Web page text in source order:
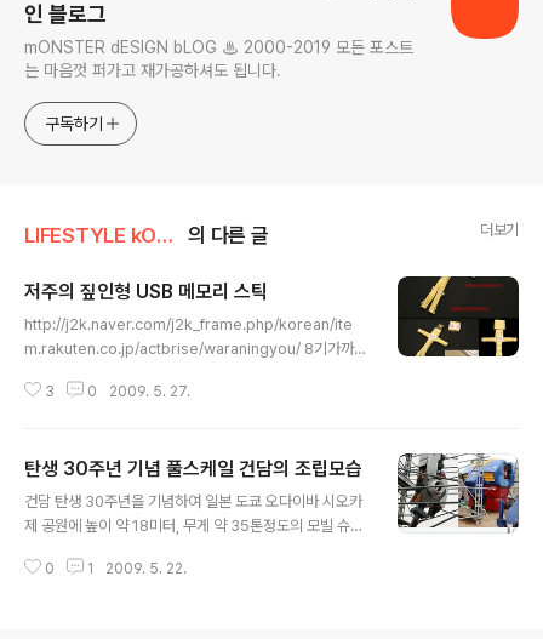
인 블로그
mONSTER dESIGN bLOG ♨ 2000-2019 모든 포스트
는 마음껏 퍼가고 재가공하셔도 됩니다.
구독하기
LIFESTYLE kONTEXT 의 다른 글 더보기
저주의 짚인형 USB 메모리 스틱
http://j2k.naver.com/j2k_frame.php/korean/ite
m.rakuten.co.jp/actbrise/waraningyou/ 8기가까지
으로 만들어졌다고... 2GB가 3980엔... ※ 홈페이지에 나
목적으로 사용하는 것은 그만두어 주세요. *본품은 정밀 기
기입니다 대못을 찌르지 마세요. *부속의 한자 씰에 사용되
고 있는 문자에 의미는 없습니다, 문의는 삼가해 주십시요.
장, 데이터 파손 등에 대해 폐사는 일절의 책임을 지지 않습
3 0 2009. 5. 27.
탄생 30주년 기념 풀스케일 건담의 조립모습
건담 탄생 30주년을 기념하여 일본 도쿄 오다이바 시오카
제 공원에 높이 약 18미터, 무게 약 35톤정도의 모빌 슈츠
의 하반신이 완성되었고, 7월 11일 부터 8월31일 까지 전
0 1 2009. 5. 22.